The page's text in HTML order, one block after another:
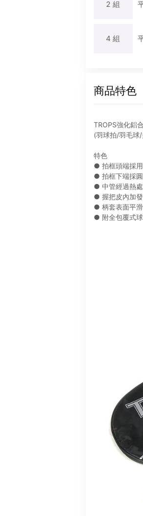
2 組
4 組
商品特色
TROPS強化鋁
(羽球拍/羽毛球
特色
● 拍框頭端採用
● 拍框下端採圓
● 中管經過熱處
● 握把皮內加發
● 柄套表面平
● 附全包覆式球